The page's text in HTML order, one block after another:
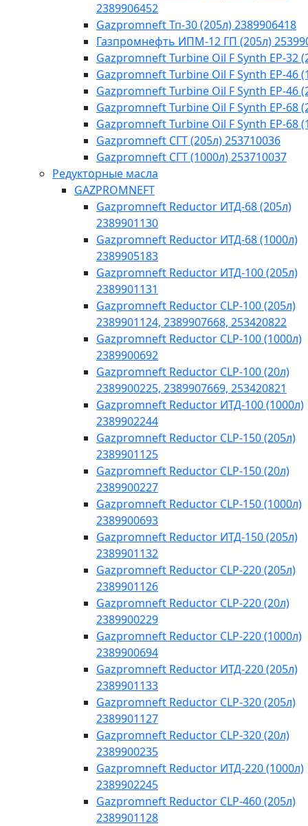
2389906452
Gazpromneft Тп-30 (205л) 2389906418
Газпромнефть ИПМ-12 ГП (205л)
Gazpromneft Turbine Oil F Synth EP-32
Gazpromneft Turbine Oil F Synth EP-46
Gazpromneft Turbine Oil F Synth EP-46
Gazpromneft Turbine Oil F Synth EP-68
Gazpromneft Turbine Oil F Synth EP-68
Gazpromneft СГТ (205л) 253710036
Gazpromneft СГТ (1000л) 253710037
Редукторные масла
GAZPROMNEFT
Gazpromneft Reductor ИТД-68 (205л)
2389901130
Gazpromneft Reductor ИТД-68 (1000л)
2389905183
Gazpromneft Reductor ИТД-100 (205л)
2389901131
Gazpromneft Reductor CLP-100 (205л)
2389901124, 2389907668, 253420822
Gazpromneft Reductor CLP-100 (1000л)
2389900692
Gazpromneft Reductor CLP-100 (20л)
2389900225, 2389907669, 253420821
Gazpromneft Reductor ИТД-100 (1000л)
2389902244
Gazpromneft Reductor CLP-150 (205л)
2389901125
Gazpromneft Reductor CLP-150 (20л)
2389900227
Gazpromneft Reductor CLP-150 (1000л)
2389900693
Gazpromneft Reductor ИТД-150 (205л)
2389901132
Gazpromneft Reductor CLP-220 (205л)
2389901126
Gazpromneft Reductor CLP-220 (20л)
2389900229
Gazpromneft Reductor CLP-220 (1000л)
2389900694
Gazpromneft Reductor ИТД-220 (205л)
2389901133
Gazpromneft Reductor CLP-320 (205л)
2389901127
Gazpromneft Reductor CLP-320 (20л)
2389900235
Gazpromneft Reductor ИТД-220 (1000л)
2389902245
Gazpromneft Reductor CLP-460 (205л)
2389901128